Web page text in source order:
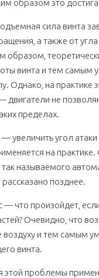
образом это
сила винта
а также от угла
образом,
винта и тем самым
Однако, на практике
не
пределах.
увеличить угол атаки
на практике.
называемого
позднее.
что произойдет,
Очевидно, что
воздуху и тем самым
винта.
этой проблемы